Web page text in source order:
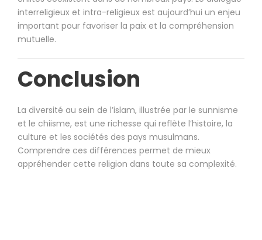
interreligieux et intra-religieux est aujourd’hui un enjeu
important pour favoriser la paix et la compréhension
mutuelle.
Conclusion
La diversité au sein de l’islam, illustrée par le sunnisme
et le chiisme, est une richesse qui reflète l’histoire, la
culture et les sociétés des pays musulmans.
Comprendre ces différences permet de mieux
appréhender cette religion dans toute sa complexité.